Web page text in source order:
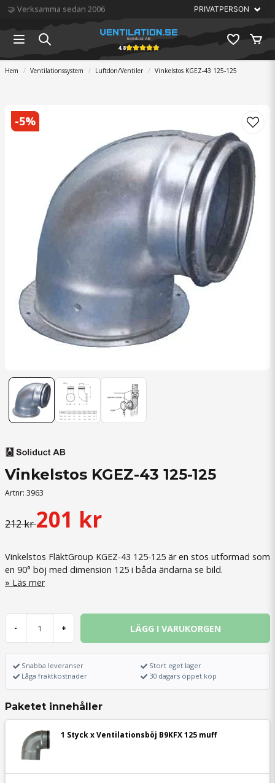
🏆 Störst på ventilation
4.8
Hem Ventilationssystem Luftdon/Ventiler Vinkelstos KGEZ-43 125-125
-5%
Vinkelstos KGEZ-43 125-125
Artnr: 3963
212 kr201 kr
Vinkelstos FläktGroup KGEZ-43 125-125 är en stos utformad som
en 90° böj med dimension 125 i båda ändarna se bild.
Läs mer
- + LÄGG I VARUKORGEN
Snabba leveranser
Låga fraktkostnader
Stort eget lager
30 dagars öppet köp
Paketet innehåller
1 Styck x Ventilationsböj B9KFX 125 muff